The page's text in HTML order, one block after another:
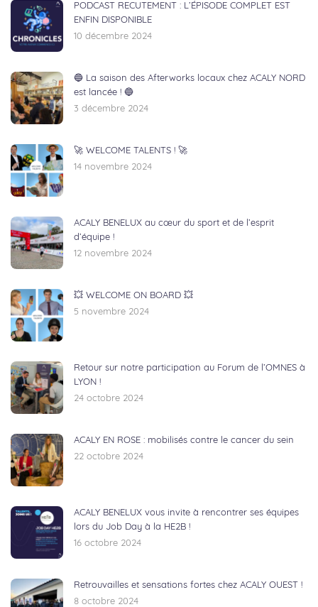
PODCAST RECUTEMENT : L’ÉPISODE COMPLET EST
ENFIN DISPONIBLE
10 décembre 2024
🔵 La saison des Afterworks locaux chez ACALY NORD
est lancée ! 🔵
3 décembre 2024
🚀 WELCOME TALENTS ! 🚀
14 novembre 2024
ACALY BENELUX au cœur du sport et de l’esprit
d’équipe !
12 novembre 2024
💥 WELCOME ON BOARD 💥
5 novembre 2024
Retour sur notre participation au Forum de l’OMNES à
LYON !
24 octobre 2024
ACALY EN ROSE : mobilisés contre le cancer du sein
22 octobre 2024
ACALY BENELUX vous invite à rencontrer ses équipes
lors du Job Day à la HE2B !
16 octobre 2024
Retrouvailles et sensations fortes chez ACALY OUEST !
8 octobre 2024